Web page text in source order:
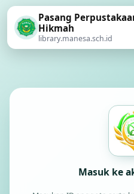
Masuk ke
Pasang
Hikmah
library.manesa.sch.id